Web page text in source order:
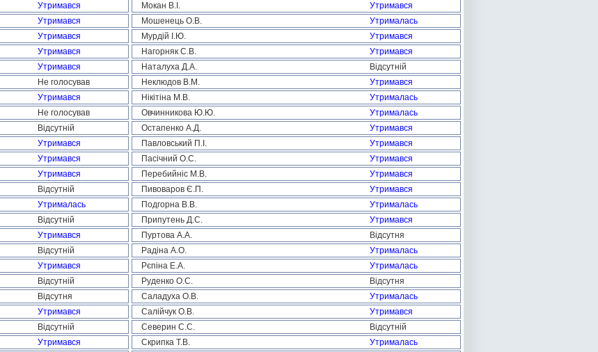
Утримався Мокан В.І.
Утримався
Утримався Мошенець О.В.
Утрималась
Утримався Мурдій І.Ю.
Утримався
Утримався Нагорняк С.В.
Утримався
Утримався Наталуха Д.А.
Відсутній
Не голосував Неклюдов В.М.
Утримався
Утримався Нікітіна М.В.
Утрималась
Не голосував Овчинникова Ю.Ю.
Утрималась
Відсутній Остапенко А.Д.
Утримався
Утримався Павловський П.І.
Утримався
Утримався Пасічний О.С.
Утримався
Утримався Перебийніс М.В.
Утримався
Відсутній Пивоваров Є.П.
Утримався
Утрималась Подгорна В.В.
Утрималась
Відсутній Припутень Д.С.
Утримався
Утримався Пуртова А.А.
Відсутня
Відсутній Радіна А.О.
Утрималась
Утримався Рєпіна Е.А.
Утрималась
Відсутній Руденко О.С.
Відсутня
Відсутня Саладуха О.В.
Утрималась
Утримався Салійчук О.В.
Утримався
Відсутній Северин С.С.
Відсутній
Утримався Скрипка Т.В.
Утрималась